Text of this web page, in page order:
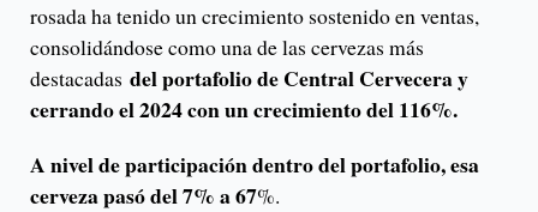
rosada ha tenido un crecimiento sostenido en ventas,
consolidándose como una de las cervezas más
destacadas del portafolio de Central Cervecera y
cerrando el 2024 con un crecimiento del 116%.
A nivel de participación dentro del portafolio, esa
cerveza pasó del 7% a 67%.